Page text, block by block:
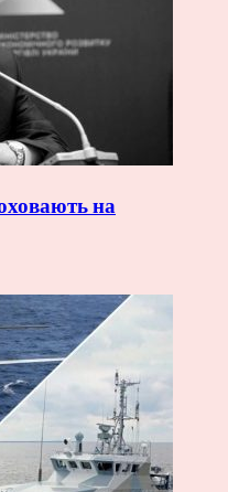
на